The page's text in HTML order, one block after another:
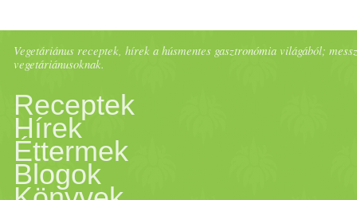
Vegetáriánus receptek, hírek a húsmentes gasztronómia világából;
vegetáriánusoknak.
Receptek
Hírek
Éttermek
Blogok